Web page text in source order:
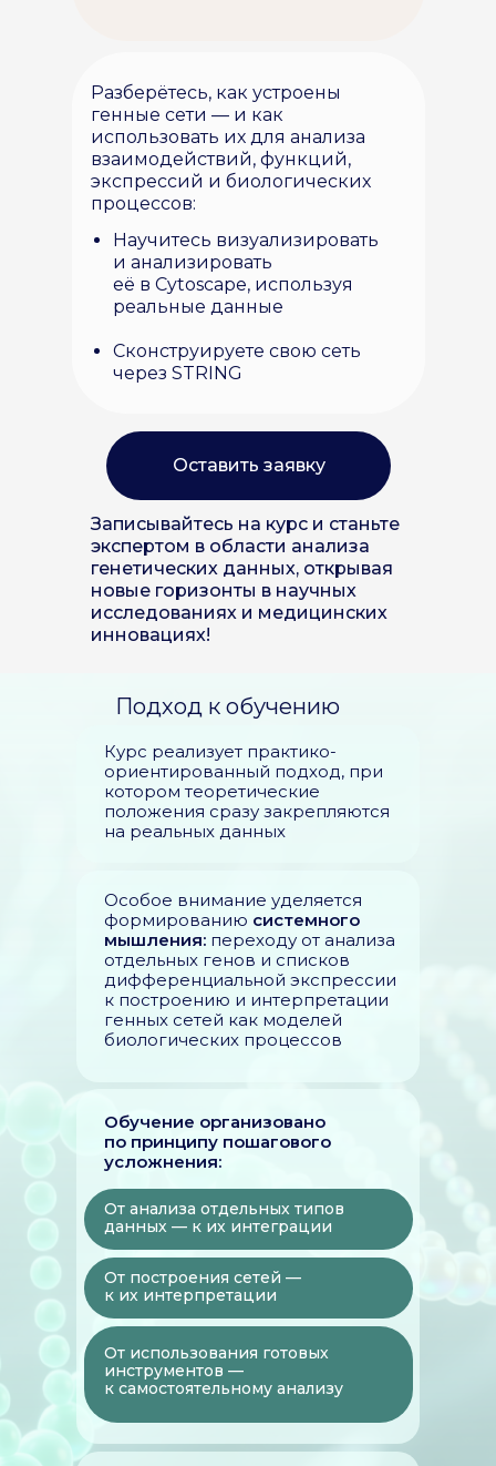
Оставить заявку
Научитесь визуализировать
и анализировать
её в Cytoscape, используя
реальные данные
Сконструируете свою сеть
через STRING
Разберётесь, как устроены
генные сети — и как
использовать их для анализа
взаимодействий, функций,
экспрессий и биологических
процессов:
Записывайтесь на курс и станьте
экспертом в области анализа
генетических данных, открывая
новые горизонты в научных
исследованиях и медицинских
инновациях!
Подход к обучению
От анализа отдельных типов
данных — к их интеграции
От использования готовых
инструментов —
к самостоятельному анализу
От построения сетей —
к их интерпретации
Курс реализует практико-
ориентированный подход, при
котором теоретические
положения сразу закрепляются
на реальных данных
Особое внимание уделяется
формированию системного
мышления: переходу от анализа
отдельных генов и списков
дифференциальной экспрессии
к построению и интерпретации
генных сетей как моделей
биологических процессов
Обучение организовано
по принципу пошагового
усложнения: